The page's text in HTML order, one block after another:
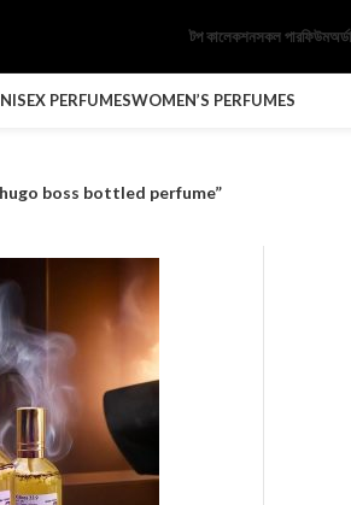
টপ কালেকশনসকল পারফিউম
PERFUMESWOMEN’S PERFUMES
boss bottled perfume”